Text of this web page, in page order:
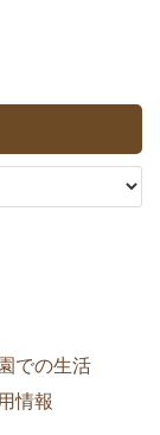
での生活
情報